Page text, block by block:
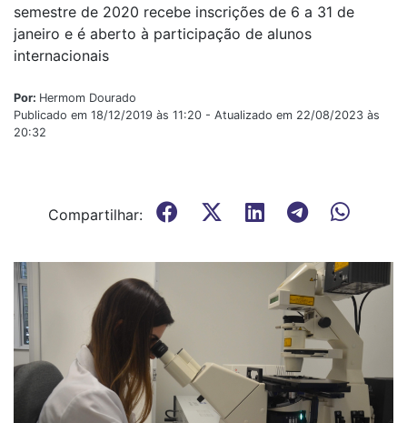
semestre de 2020 recebe inscrições de 6 a 31 de
janeiro e é aberto à participação de alunos
internacionais
Por: Hermom Dourado
Publicado em 18/12/2019 às 11:20 - Atualizado em 22/08/2023 às
20:32
Compartilhar: